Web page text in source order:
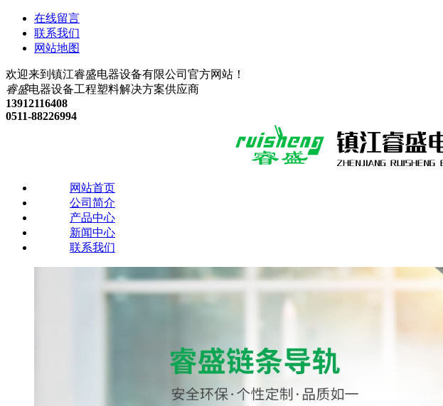
在线留言
联系我们
网站地图
欢迎来到镇江睿盛电器设备有限公司官方网站！
睿盛电器设备工程塑料解决方案供应商
13912116408
0511-88226994
网站首页
公司简介
产品中心
新闻中心
联系我们